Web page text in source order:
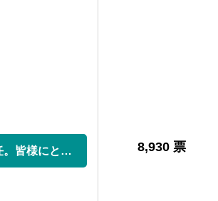
夢あるまちづくり・未来への責任。皆様にとって親... 8,930 票